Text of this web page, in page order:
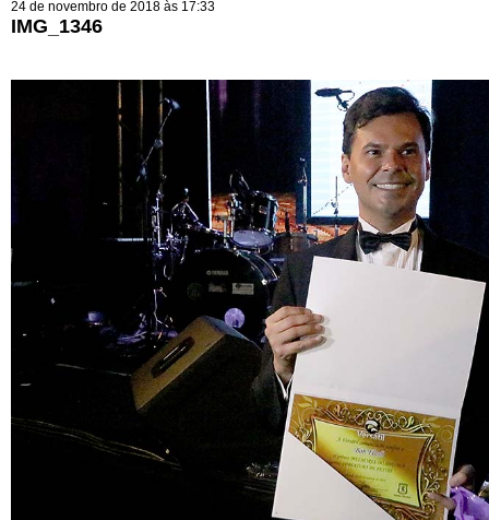
24 de novembro de 2018 às 17:33
IMG_1346